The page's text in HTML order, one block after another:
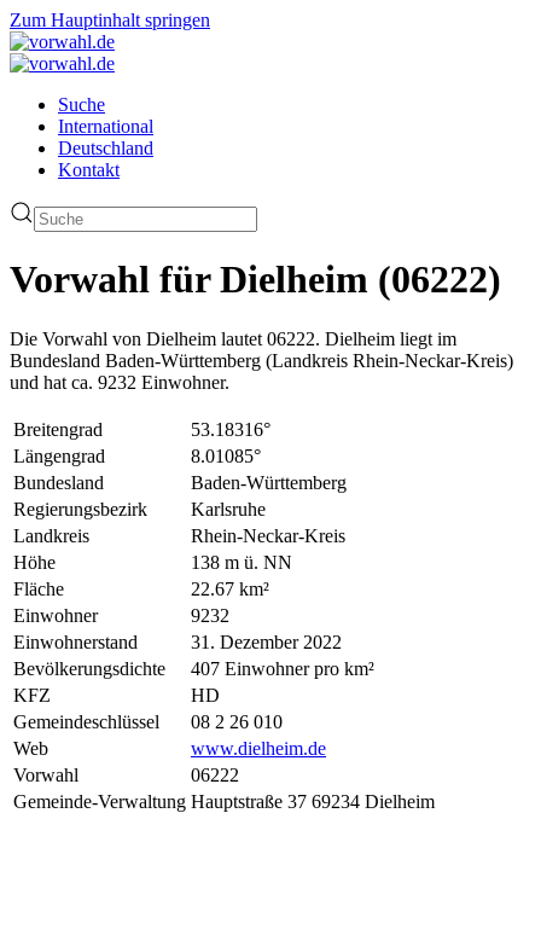
Zum Hauptinhalt springen
Suche
International
Deutschland
Kontakt
Vorwahl für Dielheim (06222)
Die Vorwahl von Dielheim lautet 06222. Dielheim liegt im
Bundesland Baden-Württemberg (Landkreis Rhein-Neckar-Kreis)
und hat ca. 9232 Einwohner.
Breitengrad
53.18316°
Längengrad
8.01085°
Bundesland
Baden-Württemberg
Regierungsbezirk
Karlsruhe
Landkreis
Rhein-Neckar-Kreis
Höhe
138 m ü. NN
Fläche
22.67 km²
Einwohner
9232
Einwohnerstand
31. Dezember 2022
Bevölkerungsdichte
407 Einwohner pro km²
KFZ
HD
Gemeindeschlüssel
08 2 26 010
Web
www.dielheim.de
Vorwahl
06222
Gemeinde-Verwaltung Hauptstraße 37 69234 Dielheim